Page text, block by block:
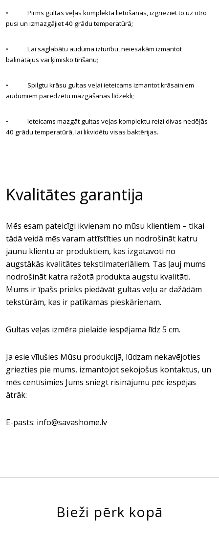
• Pirms gultas veļas komplekta lietošanas, izgrieziet to uz otro
pusi un izmazgājiet 40 grādu temperatūrā;
• Lai saglabātu auduma izturību, neiesakām izmantot
balinātājus vai ķīmisko tīrīšanu;
• Spilgtu krāsu gultas veļai ieteicams izmantot krāsainiem
audumiem paredzētu mazgāšanas līdzekli;
• Ieteicams mazgāt gultas veļas komplektu reizi divas nedēļās
40 grādu temperatūrā, lai likvidētu visas baktērijas.
Kvalitātes garantija
Mēs esam pateicīgi ikvienam no mūsu klientiem – tikai
tādā veidā mēs varam attīstīties un nodrošināt katru
jaunu klientu ar produktiem, kas izgatavoti no
augstākās kvalitātes tekstilmateriāliem. Tas ļauj mums
nodrošināt katra ražotā produkta augstu kvalitāti.
Mums ir īpašs prieks piedāvāt gultas veļu ar dažādām
tekstūrām, kas ir patīkamas pieskārienam.
Gultas veļas izmēra pielaide iespējama līdz 5 cm.
Ja esie vīlušies Mūsu produkcijā, lūdzam nekavējoties
griezties pie mums, izmantojot sekojošus kontaktus, un
mēs centīsimies Jums sniegt risinājumu pēc iespējas
ātrāk:
E-pasts: info@savashome.lv
Bieži pērk kopā